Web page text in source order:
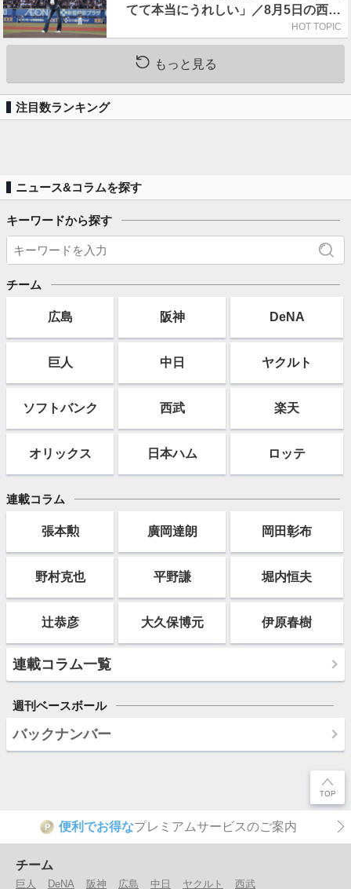
てて本当にうれしい」／8月5日の西武
HOT TOPIC
もっと見る
注目数ランキング
ニュース&コラムを探す
キーワードから探す
チーム
広島 阪神 DeNA
巨人 中日 ヤクルト
ソフトバンク 西武 楽天
オリックス 日本ハム ロッテ
連載コラム
張本勲 廣岡達朗 岡田彰布
野村克也 平野謙 堀内恒夫
辻恭彦 大久保博元 伊原春樹
連載コラム一覧
週刊ベースボール
バックナンバー
P 便利でお得なプレミアムサービスのご案内
チーム
巨人 DeNA 阪神 広島 中日 ヤクルト 西武